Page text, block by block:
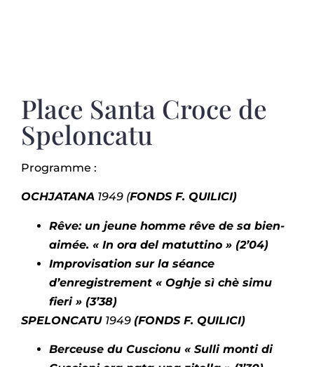
Place Santa Croce de
Speloncatu
Programme :
OCHJATANA 1949 (FONDS F. QUILICI)
Rêve: un jeune homme rêve de sa bien-
aimée. « In ora del matuttino » (2’04)
Improvisation sur la séance
d’enregistrement « Oghje sì chè simu
fieri » (3’38)
SPELONCATU 1949 (FONDS F. QUILICI)
Berceuse du Cuscionu « Sulli monti di